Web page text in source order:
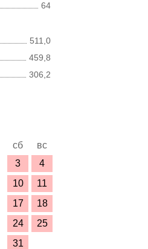
64
511,0
459,8
306,2
сб
вс
3
4
10
11
17
18
24
25
31